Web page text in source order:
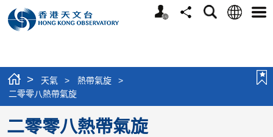
個
分
搜
語
選
> 天氣 > 熱帶氣旋
>
二零零八熱帶氣旋
二零零八熱帶氣旋